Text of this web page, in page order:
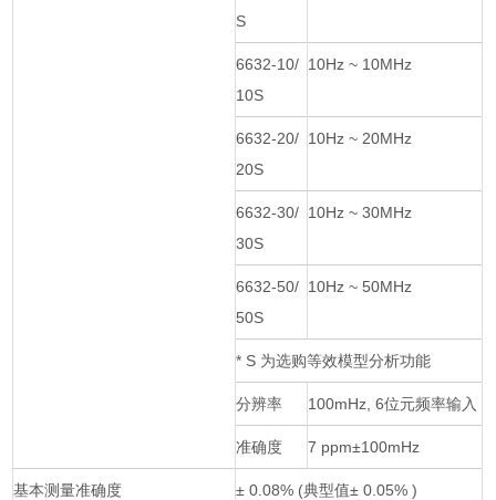
S
6632-10/
10S
10Hz ~ 10MHz
6632-20/
20S
10Hz ~ 20MHz
6632-30/
30S
10Hz ~ 30MHz
6632-50/
50S
10Hz ~ 50MHz
* S 为选购等效模型分析功能
分辨率 100mHz, 6位元频率输入
准确度 7 ppm±100mHz
基本测量准确度 ± 0.08% (典型值± 0.05% )